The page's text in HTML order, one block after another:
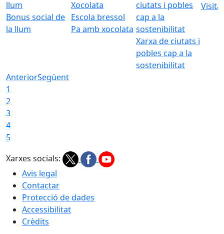
Bonus social de
la llum
Escola bressol
Pa amb xocolata
Xarxa de ciutats i
pobles cap a la
sostenibilitat
Visita
AnteriorSegüent
1
2
3
4
5
Xarxes socials:
Avis legal
Contactar
Protecció de dades
Accessibilitat
Crèdits